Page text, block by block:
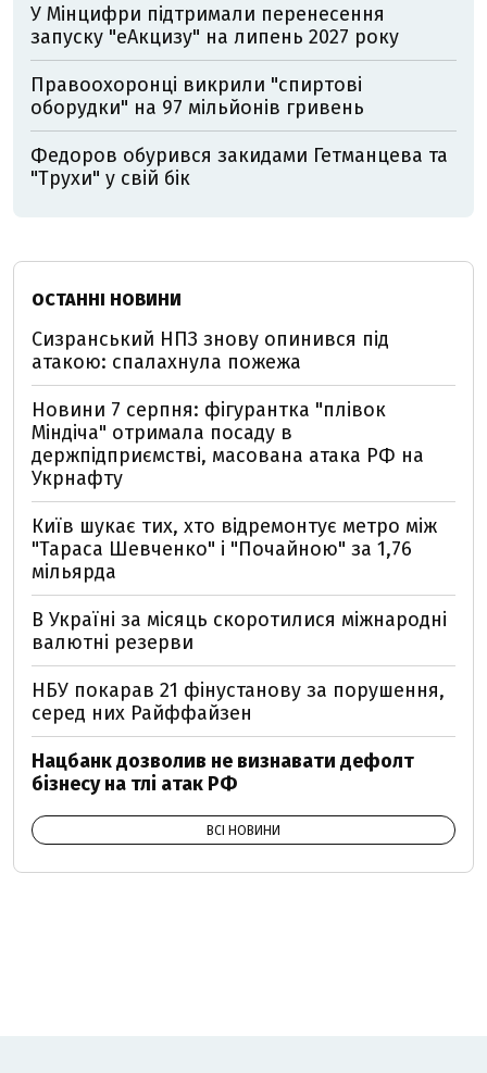
У Мінцифри підтримали перенесення
запуску "еАкцизу" на липень 2027 року
Правоохоронці викрили "спиртові
оборудки" на 97 мільйонів гривень
Федоров обурився закидами Гетманцева та
"Трухи" у свій бік
ОСТАННІ НОВИНИ
Сизранський НПЗ знову опинився під
атакою: спалахнула пожежа
Новини 7 серпня: фігурантка "плівок
Міндіча" отримала посаду в
держпідприємстві, масована атака РФ на
Укрнафту
Київ шукає тих, хто відремонтує метро між
"Тараса Шевченко" і "Почайною" за 1,76
мільярда
В Україні за місяць скоротилися міжнародні
валютні резерви
НБУ покарав 21 фінустанову за порушення,
серед них Райффайзен
Нацбанк дозволив не визнавати дефолт
бізнесу на тлі атак РФ
ВСІ НОВИНИ